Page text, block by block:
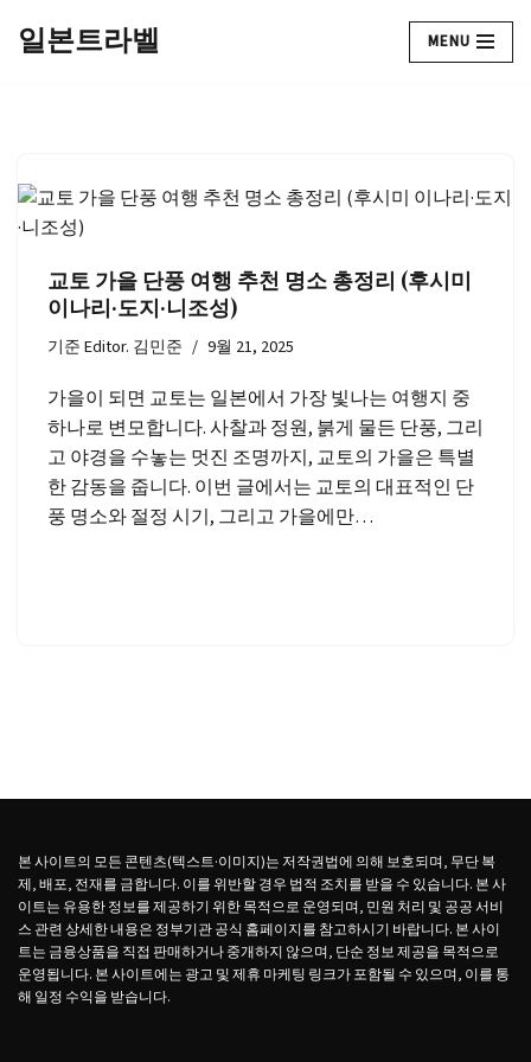
건
뛰
일본트라벨 MENU
교토 가을 단풍 여행 추천 명소 총정리 (후시미
이나리·도지·니조성)
기준Editor. 김민준 9월 21, 2025
가을이 되면 교토는 일본에서 가장 빛나는 여행지 중
하나로 변모합니다. 사찰과 정원, 붉게 물든 단풍, 그리
고 야경을 수놓는 멋진 조명까지, 교토의 가을은 특별
한 감동을 줍니다. 이번 글에서는 교토의 대표적인 단
풍 명소와 절정 시기, 그리고 가을에만…
본 사이트의 모든 콘텐츠(텍스트·이미지)는 저작권법에 의해 보호되며, 무단 복
제, 배포, 전재를 금합니다. 이를 위반할 경우 법적 조치를 받을 수 있습니다. 본 사
이트는 유용한 정보를 제공하기 위한 목적으로 운영되며, 민원 처리 및 공공 서비
스 관련 상세한 내용은 정부기관 공식 홈페이지를 참고하시기 바랍니다. 본 사이
트는 금융상품을 직접 판매하거나 중개하지 않으며, 단순 정보 제공을 목적으로
운영됩니다. 본 사이트에는 광고 및 제휴 마케팅 링크가 포함될 수 있으며, 이를 통
해 일정 수익을 받습니다.